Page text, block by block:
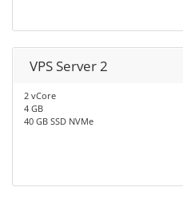
VPS Server 2
2 vCore
4 GB
40 GB SSD NVMe